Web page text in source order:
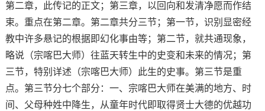
第二章，此传记的正文；第三章，以回向和发清净愿而作结
束。重点在第二章。第二章共分三节；第一节，识别显密经
教中许多悬记的根据即幻化事由等；第二节，就共通现象，
略说（宗喀巴大师）往蓝天转生中的史变和未来的情况；第
三节，特别详述（宗喀巴大师）此生的史事。第三节是重
点。第三节分七个部分：一、宗喀巴大师在美满的地方、时
间、父母种姓中降生，从童年时代即取得贤士大德的优越功